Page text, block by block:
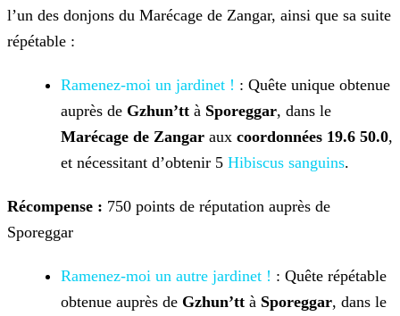
l’un des donjons du Marécage de Zangar, ainsi que sa suite
répétable :
Ramenez-moi un jardinet ! : Quête unique obtenue
auprès de Gzhun’tt à Sporeggar, dans le
Marécage de Zangar aux coordonnées 19.6 50.0,
et nécessitant d’obtenir 5 Hibiscus sanguins.
Récompense : 750 points de réputation auprès de
Sporeggar
Ramenez-moi un autre jardinet ! : Quête répétable
obtenue auprès de Gzhun’tt à Sporeggar, dans le